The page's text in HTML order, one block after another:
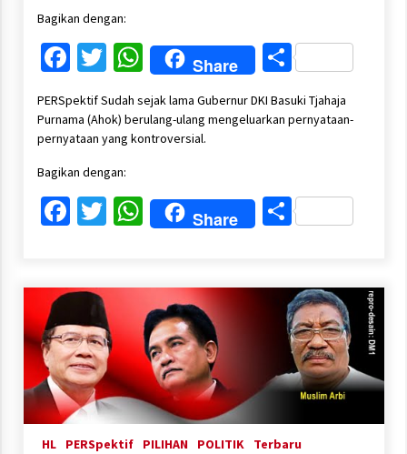
Bagikan dengan:
Facebook
Twitter
WhatsApp
Share Share
PERSpektif Sudah sejak lama Gubernur DKI Basuki Tjahaja
Purnama (Ahok) berulang-ulang mengeluarkan pernyataan-
pernyataan yang kontroversial.
Bagikan dengan:
Facebook
Twitter
WhatsApp
Share Share
HL PERSpektif PILIHAN POLITIK Terbaru